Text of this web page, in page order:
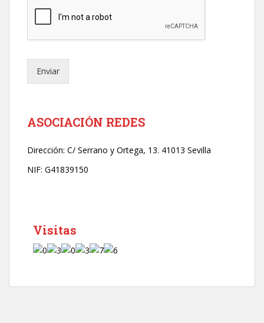
e
e
t
n
o
*
Enviar
ASOCIACIÓN REDES
Dirección: C/ Serrano y Ortega, 13. 41013 Sevilla
NIF: G41839150
Visitas